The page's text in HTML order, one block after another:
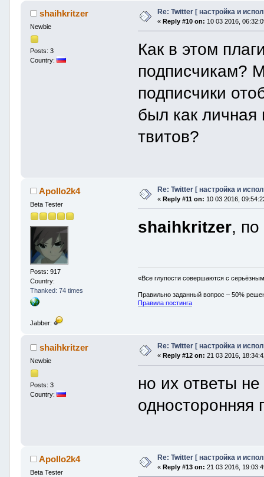
shaihkritzer
Newbie
Posts: 3
Country:
Re: Twitter [ настройка и
« Reply #10 on: 10 03 2016,
Как в этом
подписчикам?
подписчики
был как личная
твитов?
Apollo2k4
Beta Tester
Posts: 917
Country:
Thanked: 74 times
Jabber:
Re: Twitter [ настройка и
« Reply #11 on: 10 03 2016,
shaihkritzer, по
«Все глупости совершаются с
Правильно заданный вопрос – 50%
Правила постинга
shaihkritzer
Newbie
Posts: 3
Country:
Re: Twitter [ настройка и
« Reply #12 on: 21 03 2016,
но их ответы
односторонняя
Apollo2k4
Beta Tester
Re: Twitter [ настройка и
« Reply #13 on: 21 03 2016,